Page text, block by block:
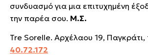
συνδυασμό για μια επιτυχημένη
την παρέα σου. Μ.Σ.
Tre Sorelle. Αρχέλαου 19, Παγκράτι,
40.72.172